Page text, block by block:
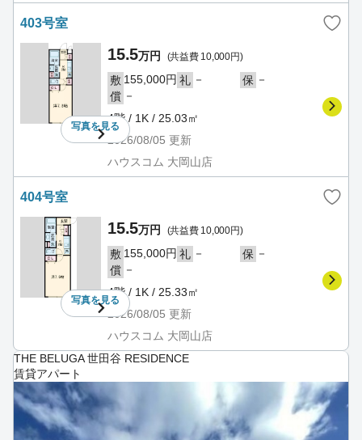
403号室
写真を見る
15.5万円 (共益費 10,000円)
敷 155,000円 礼 － 保 －
償 －
4階 / 1K / 25.03㎡
2026/08/05 更新
ハウスコム 大岡山店
404号室
写真を見る
15.5万円 (共益費 10,000円)
敷 155,000円 礼 － 保 －
償 －
4階 / 1K / 25.33㎡
2026/08/05 更新
ハウスコム 大岡山店
THE BELUGA 世田谷 RESIDENCE
賃貸アパート